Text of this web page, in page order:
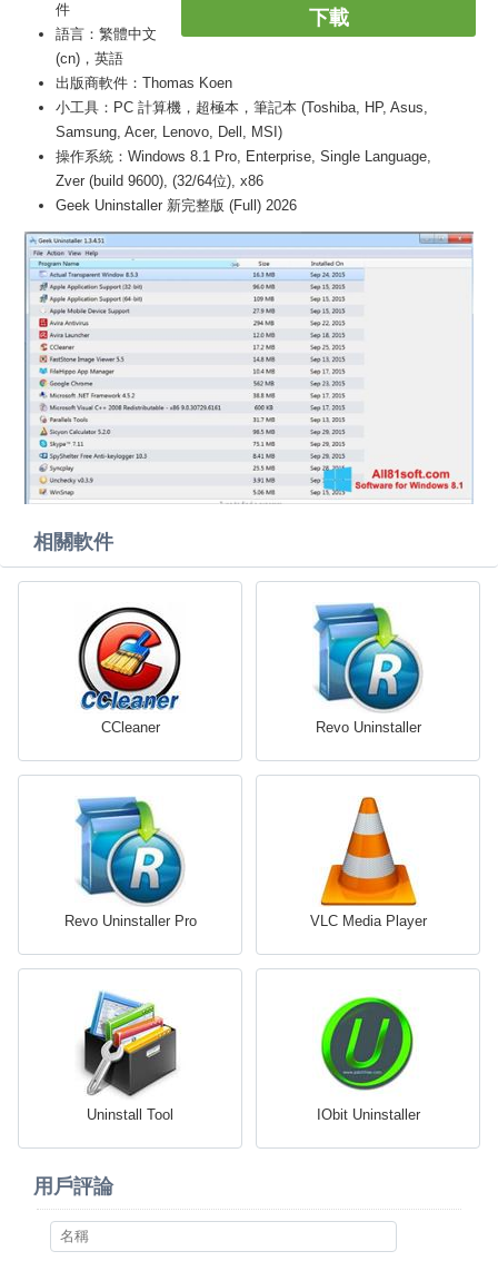
下載
件
語言：繁體中文
(cn)，英語
出版商軟件：Thomas Koen
小工具：PC 計算機，超極本，筆記本 (Toshiba, HP, Asus,
Samsung, Acer, Lenovo, Dell, MSI)
操作系統：Windows 8.1 Pro, Enterprise, Single Language,
Zver (build 9600), (32/64位), x86
Geek Uninstaller 新完整版 (Full) 2026
相關軟件
CCleaner Revo Uninstaller
Revo Uninstaller Pro VLC Media Player
Uninstall Tool IObit Uninstaller
用戶評論